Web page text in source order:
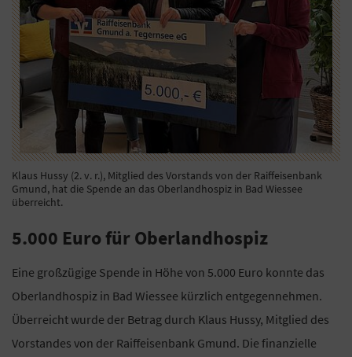
Klaus Hussy (2. v. r.), Mitglied des Vorstands von der Raiffeisenbank
Gmund, hat die Spende an das Oberlandhospiz in Bad Wiessee
überreicht.
5.000 Euro für Oberlandhospiz
Eine großzügige Spende in Höhe von 5.000 Euro konnte das
Oberlandhospiz in Bad Wiessee kürzlich entgegennehmen.
Überreicht wurde der Betrag durch Klaus Hussy, Mitglied des
Vorstandes von der Raiffeisenbank Gmund. Die finanzielle